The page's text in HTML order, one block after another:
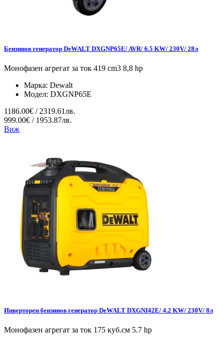
Бензинов генератор DeWALT DXGNP65E/ AVR/ 6.5 KW/ 230V/ 28л
Монофазен агрегат за ток 419 cm3 8,8 hp
Марка: Dewalt
Модел: DXGNP65E
1186.00€ / 2319.61лв.
999.00€ / 1953.87лв.
Виж
Инверторен бензинов генератор DeWALT DXGNI42E/ 4.2 KW/ 230V/ 8л
Монофазен агрегат за ток 175 куб.см 5.7 hp